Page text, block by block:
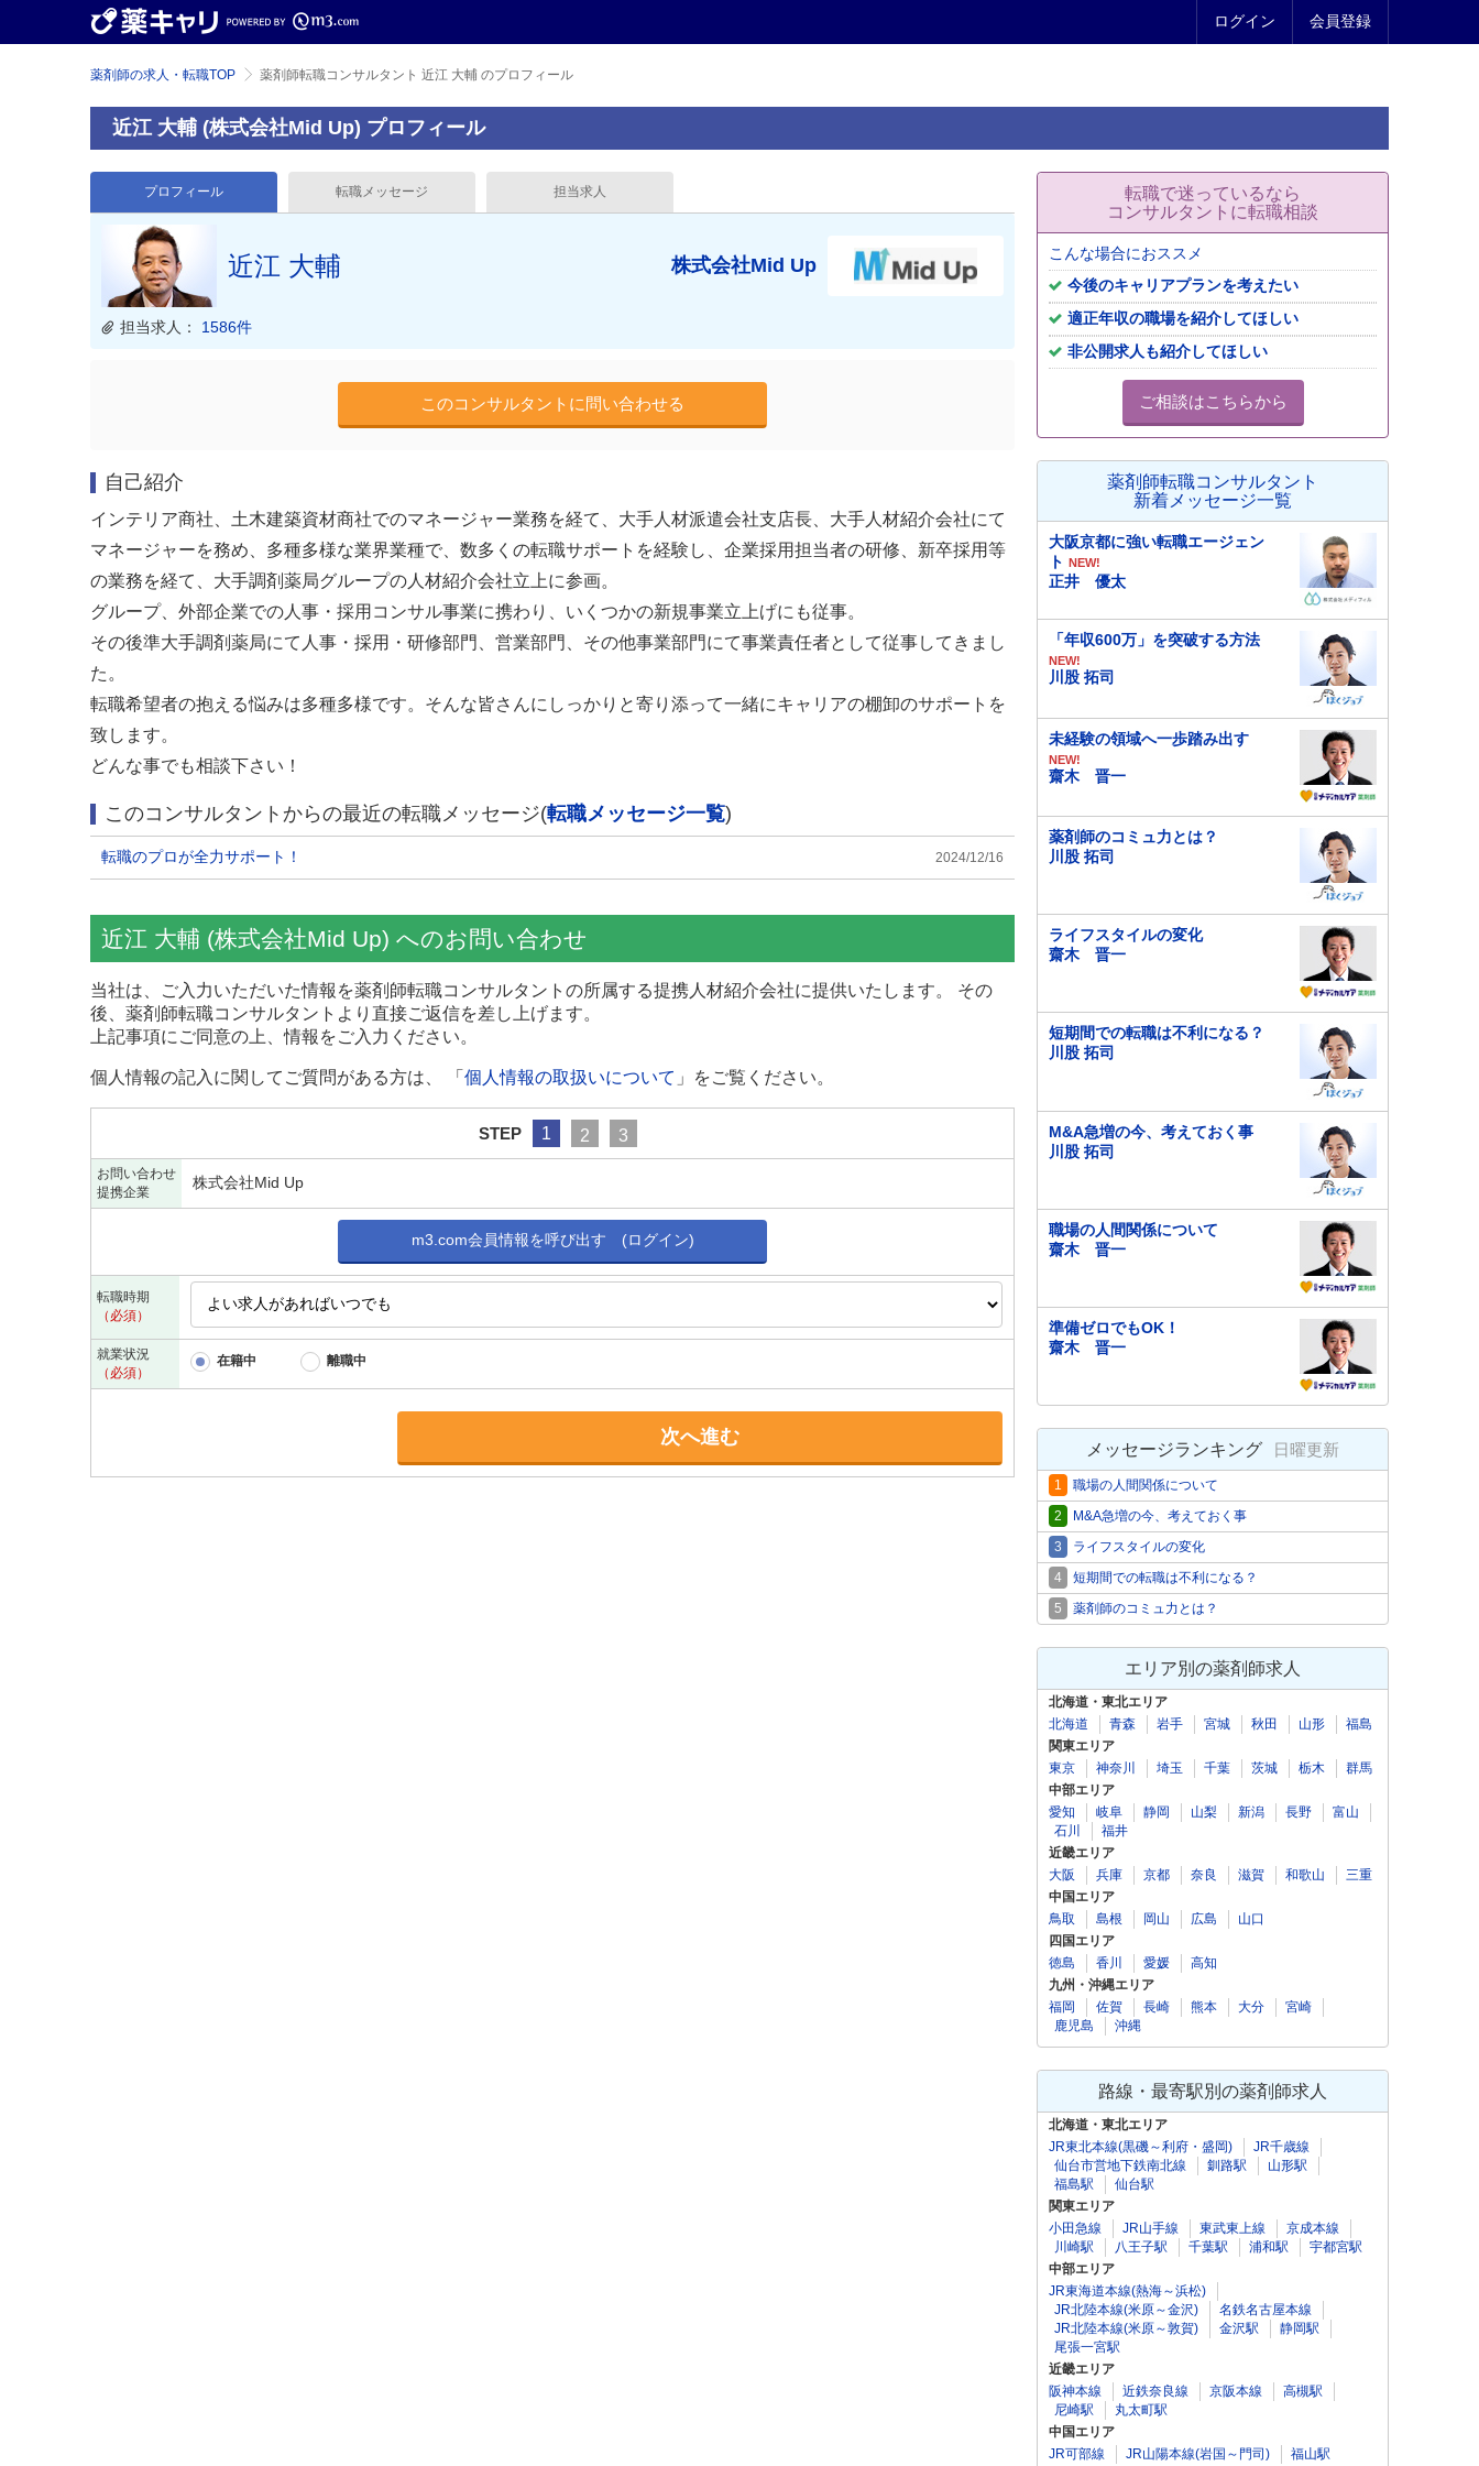
ログイン 会員登録
薬剤師の求人・転職TOP 薬剤師転職コンサルタント 近江 大輔 のプロフィール
近江 大輔 (株式会社Mid Up) プロフィール
プロフィール 転職メッセージ 担当求人
近江 大輔 株式会社Mid Up
担当求人： 1586件
このコンサルタントに問い合わせる
自己紹介
インテリア商社、土木建築資材商社でのマネージャー業務を経て、大手人材派遣会社支店長、大手人材紹介会社にて
マネージャーを務め、多種多様な業界業種で、数多くの転職サポートを経験し、企業採用担当者の研修、新卒採用等
の業務を経て、大手調剤薬局グループの人材紹介会社立上に参画。
グループ、外部企業での人事・採用コンサル事業に携わり、いくつかの新規事業立上げにも従事。
その後準大手調剤薬局にて人事・採用・研修部門、営業部門、その他事業部門にて事業責任者として従事してきまし
た。
転職希望者の抱える悩みは多種多様です。そんな皆さんにしっかりと寄り添って一緒にキャリアの棚卸のサポートを
致します。
どんな事でも相談下さい！
このコンサルタントからの最近の転職メッセージ(転職メッセージ一覧)
転職のプロが全力サポート！ 2024/12/16
近江 大輔 (株式会社Mid Up) へのお問い合わせ
当社は、ご入力いただいた情報を薬剤師転職コンサルタントの所属する提携人材紹介会社に提供いたします。 その
後、薬剤師転職コンサルタントより直接ご返信を差し上げます。
上記事項にご同意の上、情報をご入力ください。
個人情報の記入に関してご質問がある方は、 「 個人情報の取扱いについて 」をご覧ください。
STEP 1 2 3
お問い合わせ
提携企業
株式会社Mid Up
m3.com会員情報を呼び出す (ログイン)
転職時期
（必須）
就業状況
（必須）
在籍中 離職中
次へ進む
転職で迷っているなら
コンサルタントに転職相談
こんな場合におススメ
今後のキャリアプランを考えたい
適正年収の職場を紹介してほしい
非公開求人も紹介してほしい
ご相談はこちらから
薬剤師転職コンサルタント
新着メッセージ一覧
大阪京都に強い転職エージェン
ト NEW!
正井 優太
「年収600万」を突破する方法
NEW!
川股 拓司
未経験の領域へ一歩踏み出す
NEW!
齋木 晋一
薬剤師のコミュ力とは？
川股 拓司
ライフスタイルの変化
齋木 晋一
短期間での転職は不利になる？
川股 拓司
M&A急増の今、考えておく事
川股 拓司
職場の人間関係について
齋木 晋一
準備ゼロでもOK！
齋木 晋一
メッセージランキング 日曜更新
1
職場の人間関係について
2
M&A急増の今、考えておく事
3
ライフスタイルの変化
4
短期間での転職は不利になる？
5
薬剤師のコミュ力とは？
エリア別の薬剤師求人
北海道・東北エリア
北海道
青森 岩手 宮城 秋田 山形
福島
関東エリア
東京
神奈川 埼玉 千葉 茨城 栃木
群馬
中部エリア
愛知
岐阜 静岡 山梨 新潟 長野
富山
石川
福井
近畿エリア
大阪
兵庫 京都 奈良 滋賀 和歌山
三重
中国エリア
鳥取
島根 岡山 広島
山口
四国エリア
徳島
香川 愛媛
高知
九州・沖縄エリア
福岡
佐賀 長崎 熊本 大分
宮崎
鹿児島
沖縄
路線・最寄駅別の薬剤師求人
北海道・東北エリア
JR東北本線(黒磯～利府・盛岡)
JR千歳線
仙台市営地下鉄南北線
釧路駅
山形駅
福島駅
仙台駅
関東エリア
小田急線
JR山手線 東武東上線
京成本線
川崎駅
八王子駅 千葉駅 浦和駅
宇都宮駅
中部エリア
JR東海道本線(熱海～浜松)
JR北陸本線(米原～金沢)
名鉄名古屋本線
JR北陸本線(米原～敦賀)
金沢駅
静岡駅
尾張一宮駅
近畿エリア
阪神本線
近鉄奈良線 京阪本線
高槻駅
尼崎駅
丸太町駅
中国エリア
JR可部線
JR山陽本線(岩国～門司) 福山駅